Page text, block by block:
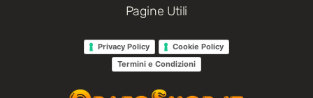
Pagine Utili
Privacy Policy
Cookie Policy
Termini e Condizioni